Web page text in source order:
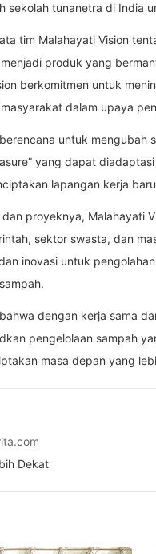
sekolah tunanetra di India
tim Malahayati Vision
produk yang
berkomitmen untuk
dalam upaya
untuk
yang dapat
lapangan kerja
proyeknya, Malahayati
sektor swasta, dan
inovasi untuk
dengan kerja sama
pengelolaan sampah
masa depan yang
Dekat